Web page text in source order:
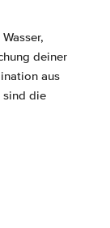
deiner
aus
sind die